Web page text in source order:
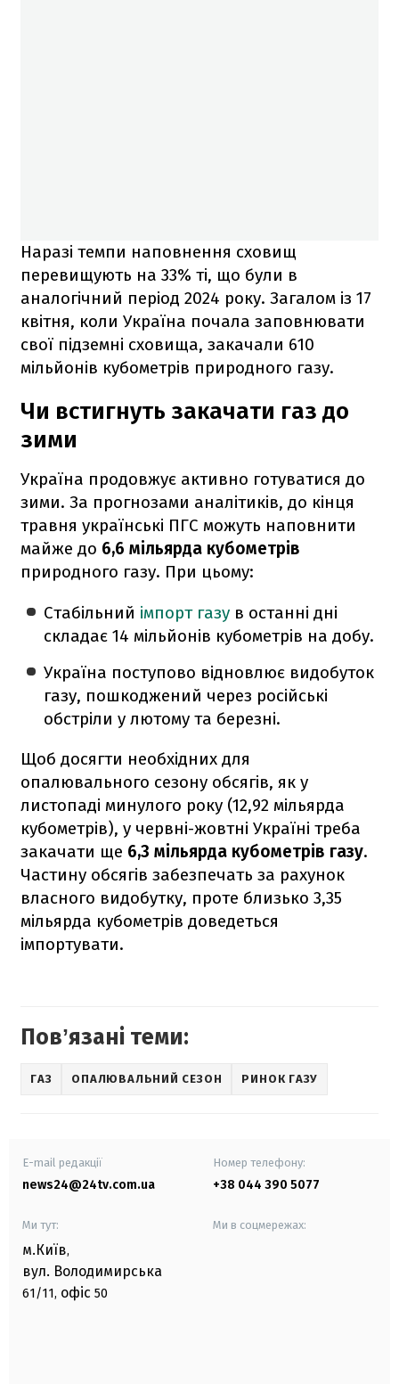
Наразі темпи наповнення сховищ
перевищують на 33% ті, що були в
аналогічний період 2024 року. Загалом із 17
квітня, коли Україна почала заповнювати
свої підземні сховища, закачали 610
мільйонів кубометрів природного газу.
Чи встигнуть закачати газ до
зими
Україна продовжує активно готуватися до
зими. За прогнозами аналітиків, до кінця
травня українські ПГС можуть наповнити
майже до 6,6 мільярда кубометрів
природного газу. При цьому:
Стабільний імпорт газу в останні дні
складає 14 мільйонів кубометрів на добу.
Україна поступово відновлює видобуток
газу, пошкоджений через російські
обстріли у лютому та березні.
Щоб досягти необхідних для
опалювального сезону обсягів, як у
листопаді минулого року (12,92 мільярда
кубометрів), у червні-жовтні Україні треба
закачати ще 6,3 мільярда кубометрів газу.
Частину обсягів забезпечать за рахунок
власного видобутку, проте близько 3,35
мільярда кубометрів доведеться
імпортувати.
Повʼязані теми:
ГАЗ ОПАЛЮВАЛЬНИЙ СЕЗОН РИНОК ГАЗУ
E-mail редакції
news24@24tv.com.ua
Номер телефону:
+38 044 390 5077
Ми тут:
м.Київ,
вул. Володимирська
61/11, офіс 50
Ми в соцмережах: